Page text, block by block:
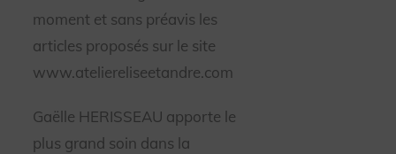
moment et sans préavis les
articles proposés sur le site
www.ateliereliseetandre.com
Gaëlle HERISSEAU apporte le
plus grand soin dans la